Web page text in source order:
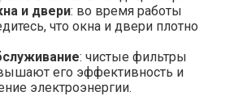
и двери: во время работы
что окна и двери плотно
: чистые фильтры
его эффективность и
электроэнергии.